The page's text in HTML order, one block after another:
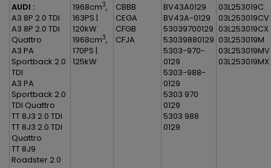
AUDI :
A3 8P 2.0 TDI
A3 8P 2.0 TDI
Quattro
A3 PA
Sportback 2.0
TDI
A3 PA
Sportback 2.0
TDI Quattro
TT 8J3 2.0 TDI
TT 8J3 2.0 TDI
Quattro
TT 8J9
Roadster 2.0
1968cm3,
163PS |
120kW
1968cm3,
170PS |
125kW
CBBB
CEGA
CFGB
CFJA
BV43A0129
BV43A-0129
53039700129
53039880129
5303-970-
0129
5303-988-
0129
5303 970
0129
5303 988
0129
03L253019C
03L253019CV
03L253019CX
03L253019M
03L253019MV
03L253019MX